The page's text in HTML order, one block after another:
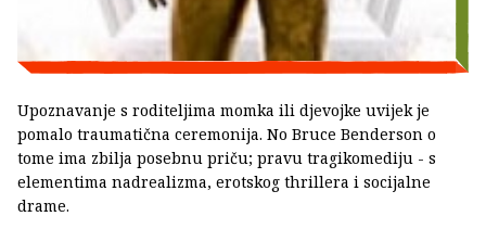
Upoznavanje s roditeljima momka ili djevojke uvijek je
pomalo traumatična ceremonija. No Bruce Benderson o
tome ima zbilja posebnu priču; pravu tragikomediju - s
elementima nadrealizma, erotskog thrillera i socijalne
drame.